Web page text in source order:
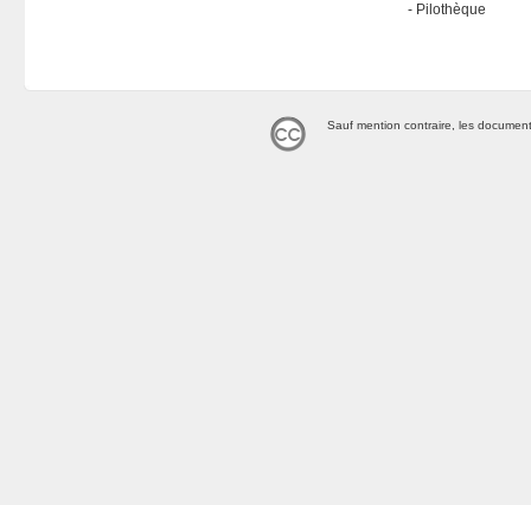
Pilothèque
Sauf mention contraire, les